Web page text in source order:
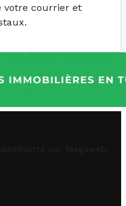
votre courrier et
par Megaweb